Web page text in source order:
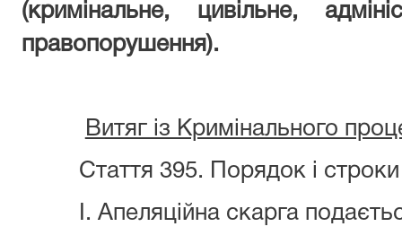
(кримінальне, цивільне,
правопорушення).
Витяг із Кримінального
Стаття 395. Порядок і
I. Апеляційна скарга